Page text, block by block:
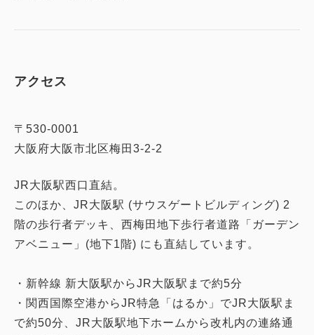
アクセス
〒530-0001
大阪府大阪市北区梅田3-2-2
JR大阪駅西口直結。
このほか、JR大阪駅 (サウスゲートビルディング) 2
階の歩行者デッキ、西梅田地下歩行者道路「ガーデン
アベニュー」(地下1階) にも直結しています。
・新幹線 新大阪駅からJR大阪駅まで約5分
・関西国際空港からJR特急「はるか」でJR大阪駅ま
で約50分、JR大阪駅地下ホームから改札内の連絡通